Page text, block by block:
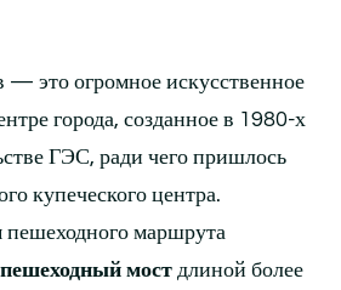
— это огромное искусственное
города, созданное в 1980-х
ГЭС, ради чего пришлось
купеческого центра.
маршрута
мост длиной более